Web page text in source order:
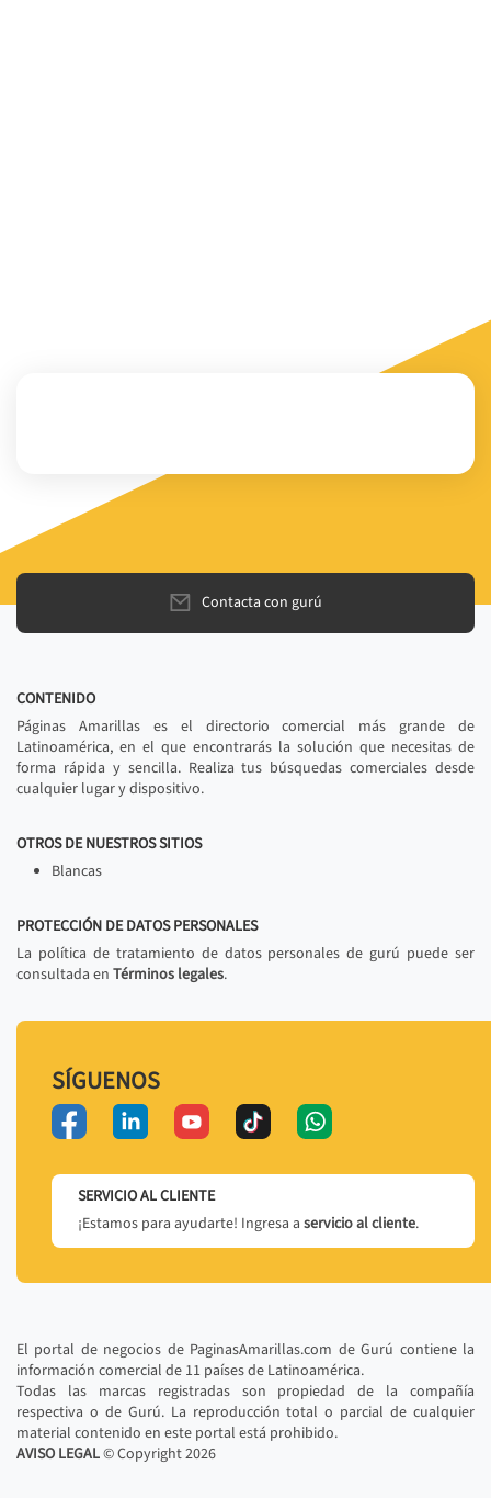
Contacta con gurú
CONTENIDO
Páginas Amarillas es el directorio comercial más grande de
Latinoamérica, en el que encontrarás la solución que necesitas de
forma rápida y sencilla. Realiza tus búsquedas comerciales desde
cualquier lugar y dispositivo.
OTROS DE NUESTROS SITIOS
Blancas
PROTECCIÓN DE DATOS PERSONALES
La política de tratamiento de datos personales de gurú puede ser
consultada en Términos legales.
SÍGUENOS
SERVICIO AL CLIENTE
¡Estamos para ayudarte! Ingresa a servicio al cliente.
El portal de negocios de PaginasAmarillas.com de Gurú contiene la
información comercial de 11 países de Latinoamérica.
Todas las marcas registradas son propiedad de la compañía
respectiva o de Gurú. La reproducción total o parcial de cualquier
material contenido en este portal está prohibido.
AVISO LEGAL© Copyright2026